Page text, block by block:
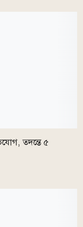
তদন্তে ৫